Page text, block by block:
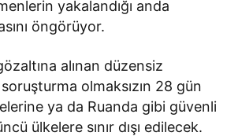
yakalandığı anda
öngörüyor.
alınan düzensiz
olmaksızın 28 gün
ya da Ruanda gibi güvenli
ülkelere sınır dışı edilecek.